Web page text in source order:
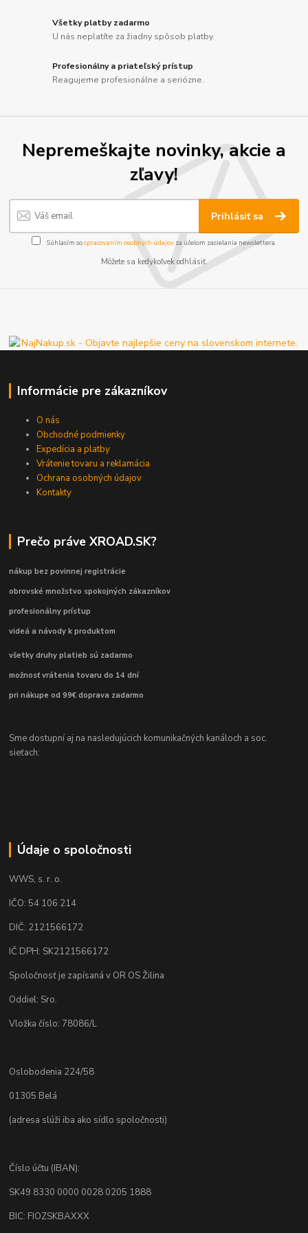
Všetky platby zadarmo
U nás neplatíte za žiadny spôsob platby.
Profesionálny a priateľský prístup
Reagujeme profesionálne a seriózne.
Nepremeškajte novinky, akcie a
zľavy!
Prihlásiť sa
Súhlasím sospracovaním osobných údajov za účelom zasielania newslettera.
Môžete sa kedykoľvek odhlásiť.
Informácie pre zákazníkov
O nás
Obchodné podmienky
Expedícia a platby
Vrátenie tovaru a reklamácia
Ochrana osobných údajov
Kontakty
Prečo práve XROAD.SK?
nákup bez povinnej registrácie
obrovské množstvo spokojných zákazníkov
profesionálny prístup
videá a návody k produktom
všetky druhy platieb sú zadarmo
možnosť vrátenia tovaru do 14 dní
pri nákupe od 99€ doprava zadarmo
Sme dostupní aj na nasledujúcich komunikačných kanáloch a soc.
sieťach:
Údaje o spoločnosti
WWS, s. r. o.
IČO: 54 106 214
DIČ: 2121566172
IČ DPH: SK2121566172
Spoločnosť je zapísaná v OR OS Žilina
Oddiel: Sro.
Vložka číslo: 78086/L
Oslobodenia 224/58
01305 Belá
(adresa slúži iba ako sídlo spoločnosti)
Číslo účtu (IBAN):
SK49 8330 0000 0028 0205 1888
BIC: FIOZSKBAXXX